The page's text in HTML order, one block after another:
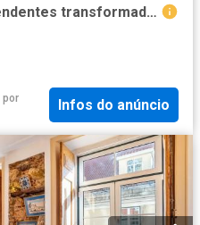
Dois Apartamentos independentes transformados em Guest House. 317m² Santa maria maior
por
Infos do anúncio